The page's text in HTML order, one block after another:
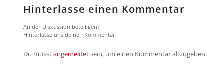
Hinterlasse einen Kommentar
An der Diskussion beteiligen?
Hinterlasse uns deinen Kommentar!
Du musstangemeldetsein, um einen Kommentar abzugeben.